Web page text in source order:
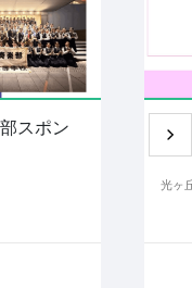
スポン
寄
光ヶ